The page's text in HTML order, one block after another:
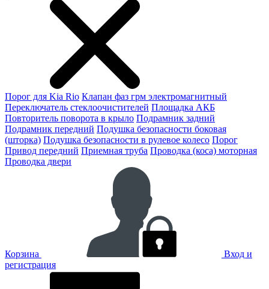
Порог для Kia Rio Клапан фаз грм электромагнитный
Переключатель стеклоочистителей Площадка АКБ
Повторитель поворота в крыло Подрамник задний
Подрамник передний Подушка безопасности боковая
(шторка) Подушка безопасности в рулевое колесо Порог
Привод передний Приемная труба Проводка (коса) моторная
Проводка двери
Корзина
Вход и
регистрация